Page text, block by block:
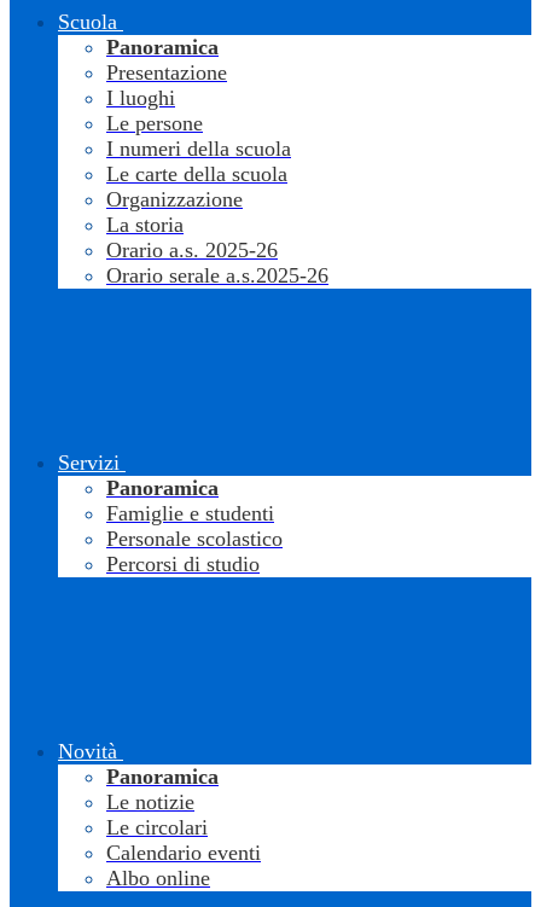
Scuola
Panoramica
Presentazione
I luoghi
Le persone
I numeri della scuola
Le carte della scuola
Organizzazione
La storia
Orario a.s. 2025-26
Orario serale a.s.2025-26
Servizi
Panoramica
Famiglie e studenti
Personale scolastico
Percorsi di studio
Novità
Panoramica
Le notizie
Le circolari
Calendario eventi
Albo online